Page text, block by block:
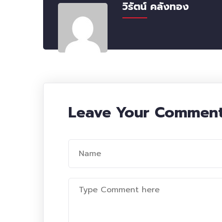
วิรัตน์ คลังทอง
Leave Your